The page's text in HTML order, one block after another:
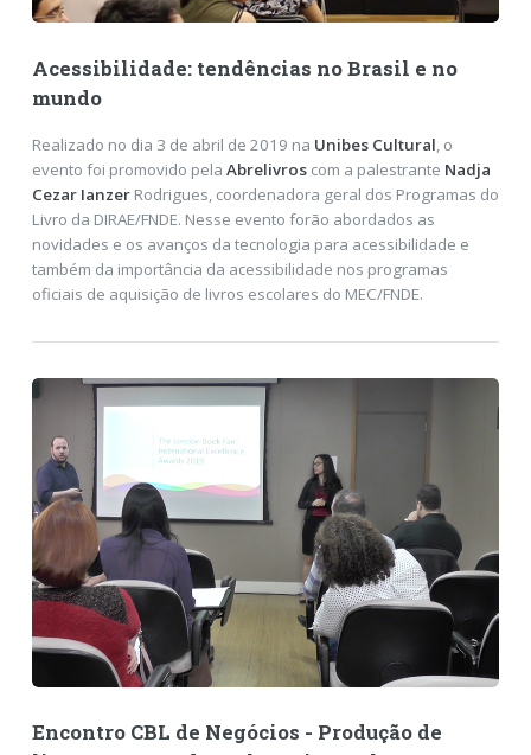
Acessibilidade: tendências no Brasil e no
mundo
Realizado no dia 3 de abril de 2019 na Unibes Cultural, o
evento foi promovido pela Abrelivroscom a palestrante Nadja
Cezar IanzerRodrigues, coordenadora geral dos Programas do
Livro da DIRAE/FNDE. Nesse evento forão abordados as
novidades e os avanços da tecnologia para acessibilidade e
também da importância da acessibilidade nos programas
oficiais de aquisição de livros escolares do MEC/FNDE.
Encontro CBL de Negócios - Produção de